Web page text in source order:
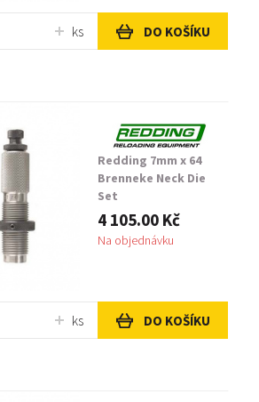
ks DO KOŠÍKU
Redding 7mm x 64
Brenneke Neck Die
Set
4 105.00 Kč
Na objednávku
ks DO KOŠÍKU